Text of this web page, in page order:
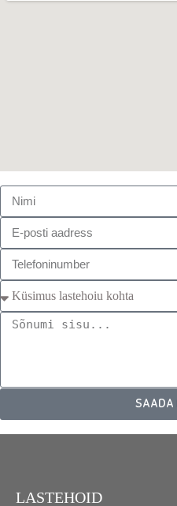
SAADA
LASTEHOID